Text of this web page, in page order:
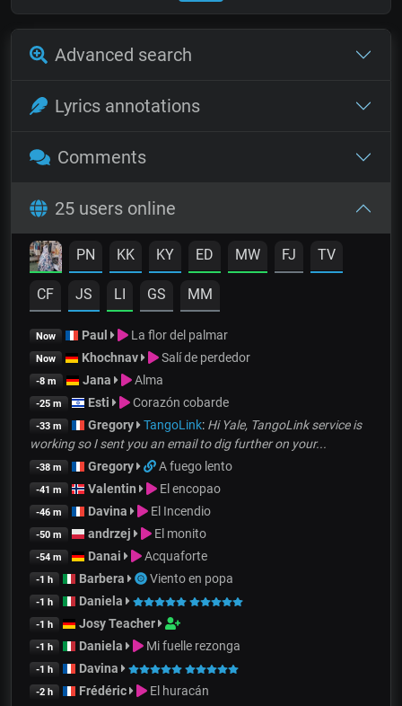
Advanced search
Lyrics annotations
Comments
25 users online
PN KK KY ED MW FJ TV
CF JS LI GS MM
Now Paul La flor del palmar
Now Khochnav Salí de perdedor
-8 m Jana Alma
-25 m Esti Corazón cobarde
-33 m Gregory TangoLink: Hi Yale, TangoLink service is
working so I sent you an email to dig further on your...
-38 m Gregory A fuego lento
-41 m Valentin El encopao
-46 m Davina El Incendio
-50 m andrzej El monito
-54 m Danai Acquaforte
-1 h Barbera Viento en popa
-1 h Daniela
-1 h Josy Teacher
-1 h Daniela Mi fuelle rezonga
-1 h Davina
-2 h Frédéric El huracán